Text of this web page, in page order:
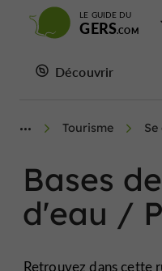
LE GUIDE DU
GERS
Découvrir
Tourisme
Bases
d'eau /
Retrouvez dans cette